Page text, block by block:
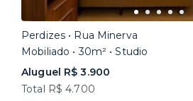
Perdizes • Rua Minerva
Mobiliado • 30m² • Studio
Aluguel R$ 3.900
Total R$ 4.700